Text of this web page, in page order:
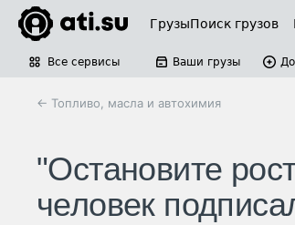
ГрузыПоиск грузов
Все сервисы Ваши грузы
← Топливо, масла и автохимия
"Остановите
человек